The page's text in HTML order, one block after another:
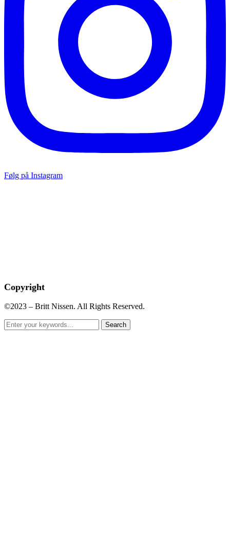
Følg på Instagram
Copyright
©2023 – Britt Nissen. All Rights Reserved.